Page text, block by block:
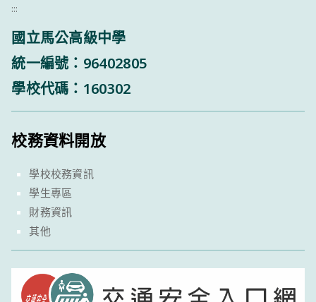
:::
國立馬公高級中學
統一編號：96402805
學校代碼：160302
校務資料開放
學校校務資訊
學生專區
財務資訊
其他